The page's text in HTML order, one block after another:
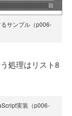
サンプル（p006-
処理はリスト8
実装（p006-